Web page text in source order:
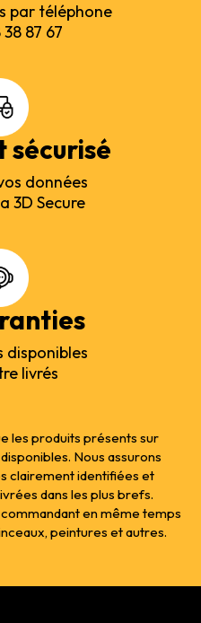
par téléphone
87 67
sécurisé
données
3D Secure
disponibles
livrés
les produits présents sur
Nous assurons
clairement identifiées et
dans les plus brefs.
en même temps
peintures et autres.